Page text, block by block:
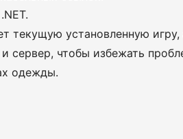
текущую установленную
сервер, чтобы избежать
одежды.